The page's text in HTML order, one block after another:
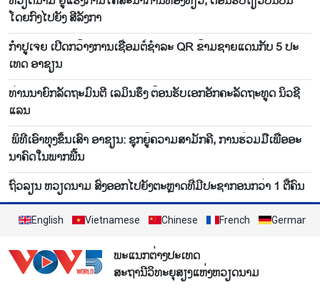
ໂດຍ​ກົງ​ໄປ​ຍັງ ສີ​ລັງ​ກາ
ກຳ​ປູ​ເຈຍ ​ເປີດກວ້າງ​ການ​ເຊື່ອມ​ຕໍ່​ຊຳ​ລະ QR ຂ້າມ​ຊາຍ​ແດນ​ກັບ 5 ປະ​
ເທດ ອາ​ຊຽນ
ທ່ານນາຍົກລັດຖະມົນຕີ ເລມິນຮຶງ ຕ້ອນຮັບເອກອັກຄະລັດຖະທູດ ນິວຊີ
ແລນ
ພິ​ທີ​ເອົາ​ທຸງ​ຂຶ້ນ​ເສົາ ອາ​ຊຽນ: ຊຸກ​ຍູ້​ຄວາມ​ສາ​ມັ​ກ​ຄີ, ການ​ຮ່ວມ​ມື​ເພື່ອ​ອະ​
ນາ​ຄົດ​ໃນ​ພາກ​ພື້ນ
ຖົ່ວ​ລຽນ ຫວຽດ​ນາມ ສົ່ງ​ອອກ​ໄປ​ຍັງ​ຕະຫຼາດ​ທີ່​ມີ​ປະ​ຊາ​ກອນກວ່າ 1 ຕື້​ຄົນ
English Vietnamese Chinese French German
ພະແນກຕ່າງປະເທດ
ສະຖານີວິທະຍຸສຽງແຫ່ງຫວຽດນາມ